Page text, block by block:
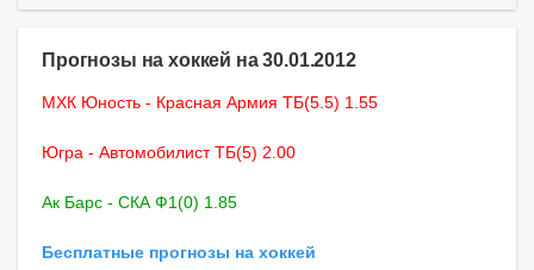
Прогнозы на хоккей на 30.01.2012
МХК Юность - Красная Армия ТБ(5.5) 1.55
Югра - Автомобилист ТБ(5) 2.00
Ак Барс - СКА Ф1(0) 1.85
Бесплатные прогнозы на хоккей